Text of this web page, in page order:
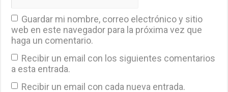
Guardar mi nombre, correo electrónico y sitio
web en este navegador para la próxima vez que
haga un comentario.
Recibir un email con los siguientes comentarios
a esta entrada.
Recibir un email con cada nueva entrada.